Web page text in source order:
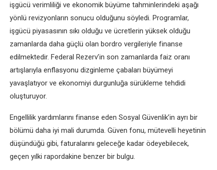
işgücü verimliliği ve ekonomik büyüme tahminlerindeki aşağı
yönlü revizyonların sonucu olduğunu söyledi. Programlar,
işgücü piyasasının sıkı olduğu ve ücretlerin yüksek olduğu
zamanlarda daha güçlü olan bordro vergileriyle finanse
edilmektedir. Federal Rezerv’in son zamanlarda faiz oranı
artışlarıyla enflasyonu dizginleme çabaları büyümeyi
yavaşlatıyor ve ekonomiyi durgunluğa sürükleme tehdidi
oluşturuyor.
Engellilik yardımlarını finanse eden Sosyal Güvenlik’in ayrı bir
bölümü daha iyi mali durumda. Güven fonu, mütevelli heyetinin
düşündüğü gibi, faturalarını geleceğe kadar ödeyebilecek,
geçen yılki rapordakine benzer bir bulgu.